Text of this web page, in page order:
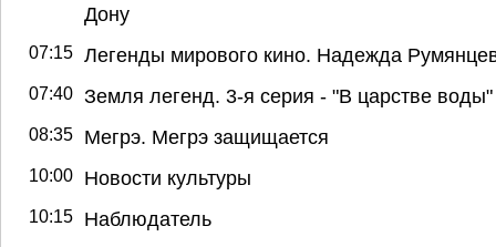
Дону
07:15 Легенды мирового кино. Надежда
07:40 Земля легенд. 3-я серия - "В царстве воды"
08:35 Мегрэ. Мегрэ защищается
10:00 Новости культуры
10:15 Наблюдатель